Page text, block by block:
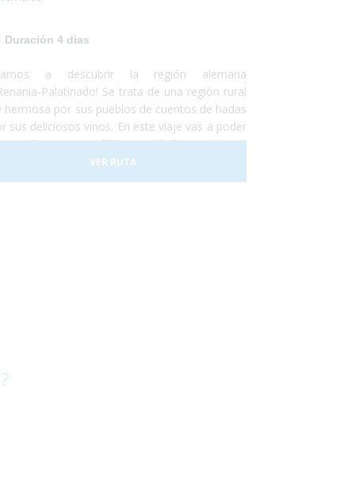
Duración 4 dias
a descubrir la región alemana
Palatinado! Se trata de una región rural
hermosa por sus pueblos de cuentos de hadas
sus deliciosos vinos. En este viaje vas a poder
las innumerables actividades que se
realizar en Renania ya sean catas de vinos,
en tren o la visita de algún museo... todos
VER RUTA